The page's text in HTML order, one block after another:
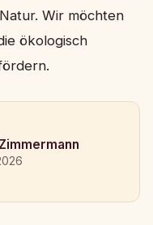
Wir möchten
ökologisch